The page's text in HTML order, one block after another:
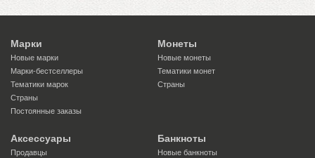
Марки
Новые марки
Марки-бестселлеры
Тематики марок
Страны
Постоянные заказы
Монеты
Новые монеты
Тематики монет
Страны
Аксессуары
Продавцы
Банкноты
Новые банкноты